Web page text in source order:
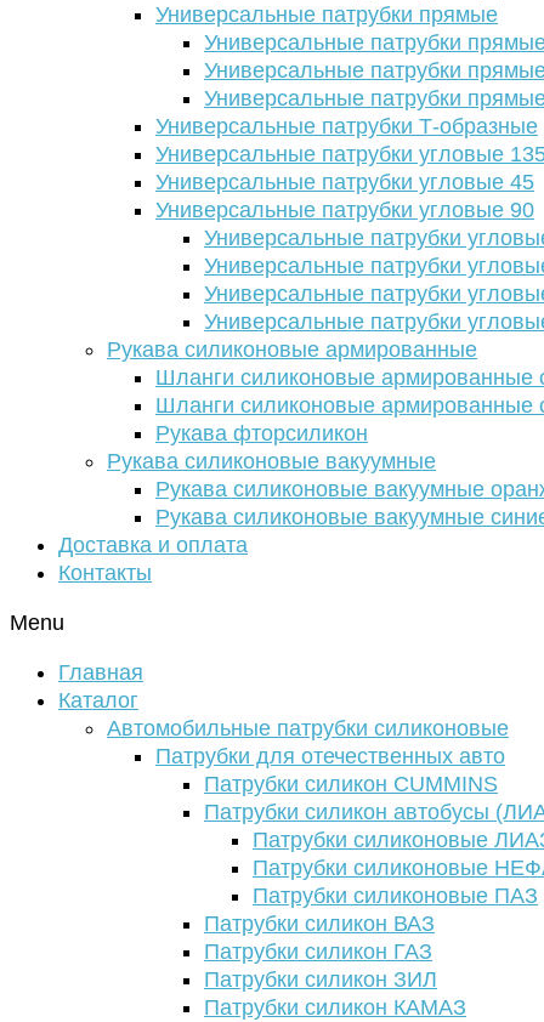
Универсальные патрубки прямые
Универсальные патрубки
Универсальные патрубки
Универсальные патрубки
Универсальные патрубки Т-образные
Универсальные патрубки угловые
Универсальные патрубки угловые 45
Универсальные патрубки угловые 90
Универсальные патрубки
Универсальные патрубки
Универсальные патрубки
Универсальные патрубки
Рукава силиконовые армированные
Шланги силиконовые армированные
Шланги силиконовые армированные
Рукава фторсиликон
Рукава силиконовые вакуумные
Рукава силиконовые вакуумные
Рукава силиконовые вакуумные
Доставка и оплата
Контакты
Menu
Главная
Каталог
Автомобильные патрубки силиконовые
Патрубки для отечественных авто
Патрубки силикон CUMMINS
Патрубки силикон автобусы
Патрубки силиконовые
Патрубки силиконовые
Патрубки силиконовые ПАЗ
Патрубки силикон ВАЗ
Патрубки силикон ГАЗ
Патрубки силикон ЗИЛ
Патрубки силикон КАМАЗ